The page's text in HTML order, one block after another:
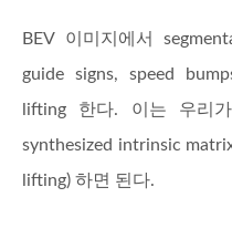
BEV 이미지에서
guide signs, speed
lifting 한다. 이는 우리
synthesized intrinsic
lifting) 하면 된다.